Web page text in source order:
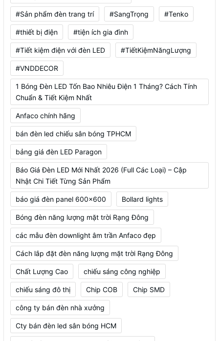
#Sản phẩm đèn trang trí #SangTrọng #Tenko
#thiết bị điện #tiện ích gia đình
#Tiết kiệm điện với đèn LED #TiếtKiệmNăngLượng
#VNDDECOR
1 Bóng Đèn LED Tốn Bao Nhiêu Điện 1 Tháng? Cách Tính
Chuẩn & Tiết Kiệm Nhất
Anfaco chính hãng
bán đèn led chiếu sân bóng TPHCM
bảng giá đèn LED Paragon
Báo Giá Đèn LED Mới Nhất 2026 (Full Các Loại) – Cập
Nhật Chi Tiết Từng Sản Phẩm
báo giá đèn panel 600x600 Bollard lights
Bóng đèn năng lượng mặt trời Rạng Đông
các mẫu đèn downlight âm trần Anfaco đẹp
Cách lắp đặt đèn năng lượng mặt trời Rạng Đông
Chất Lượng Cao chiếu sáng công nghiệp
chiếu sáng đô thị Chip COB Chip SMD
công ty bán đèn nhà xưởng
Cty bán đèn led sân bóng HCM